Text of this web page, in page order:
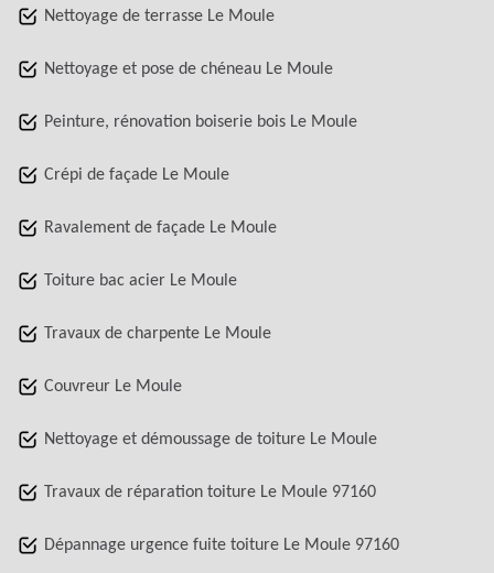
Nettoyage de terrasse Le Moule
Nettoyage et pose de chéneau Le Moule
Peinture, rénovation boiserie bois Le Moule
Crépi de façade Le Moule
Ravalement de façade Le Moule
Toiture bac acier Le Moule
Travaux de charpente Le Moule
Couvreur Le Moule
Nettoyage et démoussage de toiture Le Moule
Travaux de réparation toiture Le Moule 97160
Dépannage urgence fuite toiture Le Moule 97160